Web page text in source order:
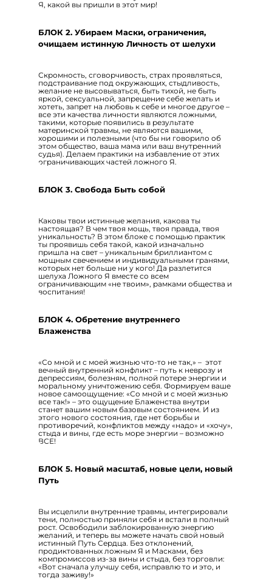
Я, какой вы пришли в этот мир!
БЛОК 2. Убираем Маски, ограничения,
очищаем истинную Личность от шелухи
Скромность, сговорчивость, страх проявляться,
подстраивание под окружающих, стыдливость,
желание не высовываться, быть тихой, не быть
яркой, сексуальной, запрещение себе желать и
хотеть, запрет на любовь к себе и многое другое –
все эти качества личности являются ложными,
такими, которые появились в результате
материнской травмы, не являются вашими,
хорошими и полезными (что бы ни говорило об
этом общество, ваша мама или ваш внутренний
судья). Делаем практики на избавление от этих
ограничивающих частей ложного Я.
БЛОК 3. Свобода Быть собой
Каковы твои истинные желания, какова ты
настоящая? В чем твоя мощь, твоя правда, твоя
уникальность? В этом блоке с помощью практик
ты проявишь себя такой, какой изначально
пришла на свет – уникальным бриллиантом с
мощным свечением и индивидуальными гранями,
которых нет больше ни у кого! Да разлетится
шелуха Ложного Я вместе со всем
ограничивающим «не твоим», рамками общества и
воспитания!
БЛОК 4. Обретение внутреннего
Блаженства
«Со мной и с моей жизнью что-то не так,» – этот
вечный внутренний конфликт – путь к неврозу и
депрессиям, болезням, полной потере энергии и
моральному уничтожению себя. Формируем ваше
новое самоощущение: «Со мной и с моей жизнью
все так!» – это ощущение Блаженства внутри
станет вашим новым базовым состоянием. И из
этого нового состояния, где нет борьбы и
противоречий, конфликтов между «надо» и «хочу»,
стыда и вины, где есть море энергии – возможно
ВСЕ!
БЛОК 5. Новый масштаб, новые цели, новый
Путь
Вы исцелили внутренние травмы, интегрировали
тени, полностью приняли себя и встали в полный
рост. Освободили заблокированную энергию
желаний, и теперь вы можете начать свой новый
истинный Путь Сердца. Без отклонений,
продиктованных ложным Я и Масками, без
компромиссов из-за вины и стыда, без торговли:
«Вот сначала улучшу себя, исправлю то и это, и
тогда заживу!»